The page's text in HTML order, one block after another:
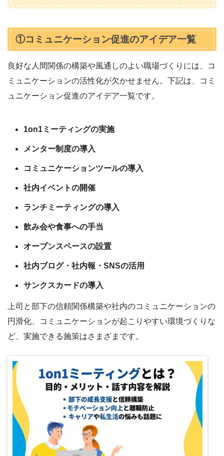
①コミュニケーション促進のアイデア一覧
良好な人間関係の構築や風通しのよい職場づくりには、コ
ミュニケーションの活性化が欠かせません。下記は、コミ
ュニケーション促進のアイデア一覧です。
1on1ミーティングの実施
メンター制度の導入
コミュニケーションツールの導入
社内イベントの開催
ランチミーティングの導入
飲み会や食事への手当
オープンスペースの設置
社内ブログ・社内報・SNSの活用
サンクスカードの導入
上司と部下の信頼関係構築や社内のコミュニケーションの
円滑化、コミュニケーションが起こりやすい環境づくりな
ど、実施できる施策はさまざまです。